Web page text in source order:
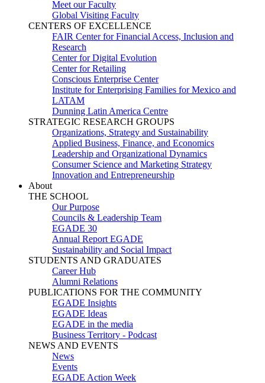
Meet our Faculty
Global Visiting Faculty
CENTERS OF EXCELLENCE
FAIR Center for Financial Access, Inclusion and
Research
Center for Digital Evolution
Center for Retailing
Conscious Enterprise Center
Institute for Enterprising Families for Mexico and
LATAM
Dunning Latin America Centre
STRATEGIC RESEARCH GROUPS
Organizations, Strategy and Sustainability
Applied Business, Finance, and Economics
Leadership and Organizational Dynamics
Consumer Science and Marketing Strategy
Innovation and Entrepreneurship
About
THE SCHOOL
Our Purpose
Councils & Leadership Team
EGADE 30
Annual Report EGADE
Sustainability and Social Impact
STUDENTS AND GRADUATES
Career Hub
Alumni Relations
PUBLICATIONS FOR THE COMMUNITY
EGADE Insights
EGADE Ideas
EGADE in the media
Business Territory - Podcast
NEWS AND EVENTS
News
Events
EGADE Action Week